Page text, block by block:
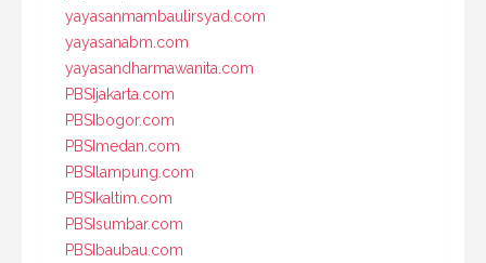
yayasanmambaulirsyad.com
yayasanabm.com
yayasandharmawanita.com
PBSIjakarta.com
PBSIbogor.com
PBSImedan.com
PBSIlampung.com
PBSIkaltim.com
PBSIsumbar.com
PBSIbaubau.com